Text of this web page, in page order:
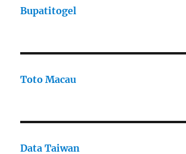
Bupatitogel
Toto Macau
Data Taiwan